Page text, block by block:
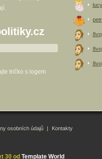
tričko s logem
osobních údajů |
Kontakty
30 od Template World